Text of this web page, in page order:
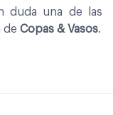
duda una de las
de Copas & Vasos.